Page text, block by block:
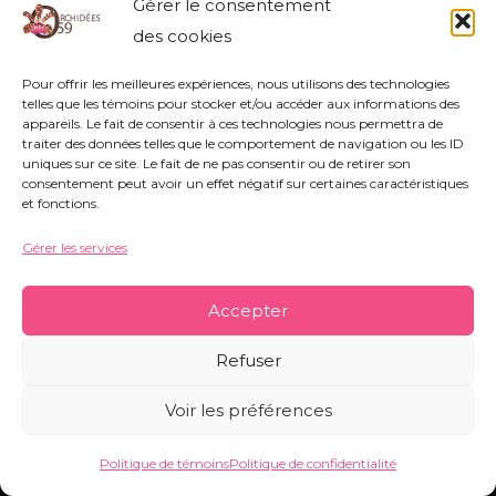
Gérer le consentement
des cookies
Pour offrir les meilleures expériences, nous utilisons des technologies
telles que les témoins pour stocker et/ou accéder aux informations des
appareils. Le fait de consentir à ces technologies nous permettra de
traiter des données telles que le comportement de navigation ou les ID
uniques sur ce site. Le fait de ne pas consentir ou de retirer son
consentement peut avoir un effet négatif sur certaines caractéristiques
et fonctions.
Gérer les services
Accepter
Refuser
Voir les préférences
Politique de témoinsPolitique de confidentialité
Association Orchidées 59 - Siège Social : 752
orchidees59@orange.fr-Mentions légales-
Politique de témoins-Conditions générales
Copyright © 2026 Orchidées 59 | Réalisé par CO&COM